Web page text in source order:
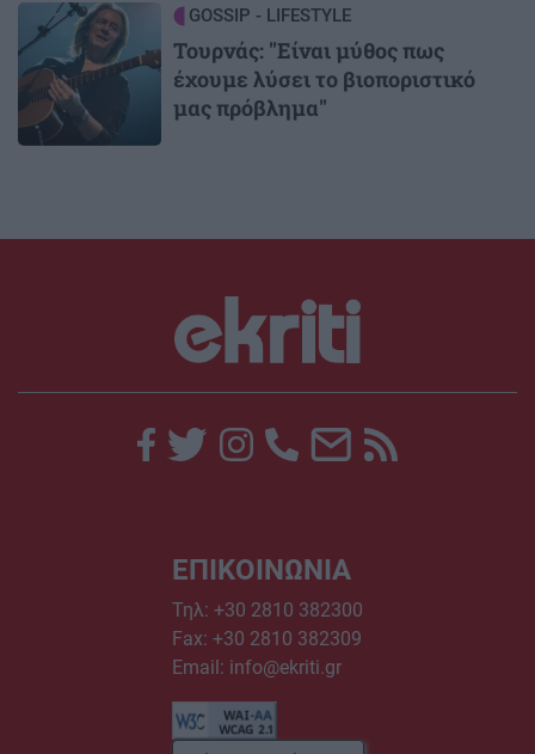
Image GOSSIP - LIFESTYLE
Τουρνάς: "Είναι μύθος πως
έχουμε λύσει το βιοποριστικό
μας πρόβλημα"
ΕΠΙΚΟΙΝΩΝΙΑ
Τηλ: +30 2810 382300
Fax: +30 2810 382309
Email: info@ekriti.gr